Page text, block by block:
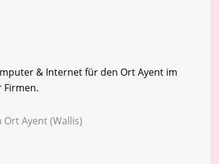
& Internet für den Ort Ayent im
Firmen.
Ayent (Wallis)